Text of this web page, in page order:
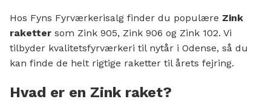
Hos Fyns Fyrværkerisalg finder du populære Zink
raketter som Zink 905, Zink 906 og Zink 102. Vi
tilbyder kvalitetsfyrværkeri til nytår i Odense, så du
kan finde de helt rigtige raketter til årets fejring.
Hvad er en Zink raket?